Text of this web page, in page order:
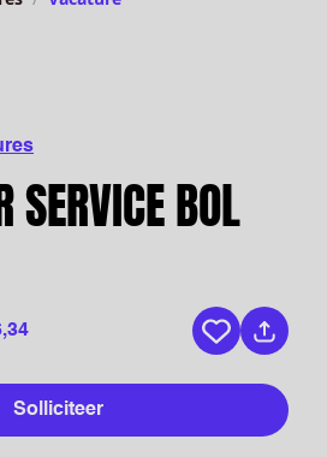
SERVICE BOL
Bewaar
Solliciteer